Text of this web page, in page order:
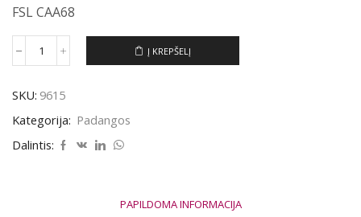
FSL CAA68
produkto
PIRELLI
P
ZERO
LUXURY
Į KREPŠELĮ
SKU: 9615
Kategorija: Padangos
Dalintis:
PAPILDOMA INFORMACIJA